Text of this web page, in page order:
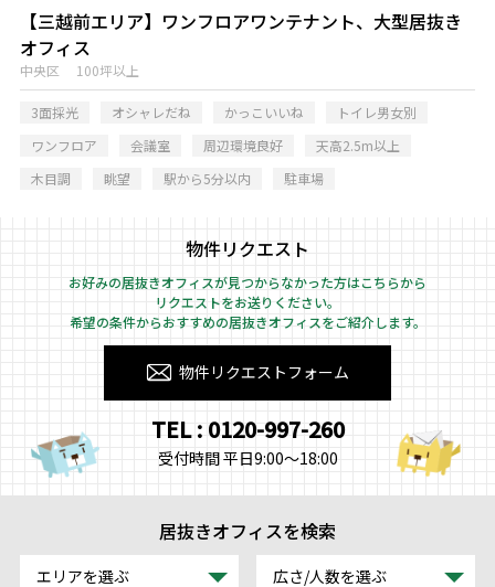
【三越前エリア】ワンフロアワンテナント、大型居抜き
オフィス
中央区 100坪以上
3面採光 オシャレだね かっこいいね
トイレ男女別
ワンフロア
会議室 周辺環境良好
天高2.5m以上
木目調
眺望 駅から5分以内 駐車場
物件リクエスト
お好みの居抜きオフィスが見つからなかった方はこちらから
リクエストをお送りください。
希望の条件からおすすめの居抜きオフィスをご紹介します。
物件リクエストフォーム
TEL : 0120-997-260
受付時間 平日9:00～18:00
居抜きオフィスを検索
エリアを選ぶ 広さ/人数を選ぶ